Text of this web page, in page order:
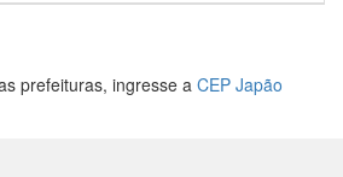
prefeituras, ingresse a CEP Japão